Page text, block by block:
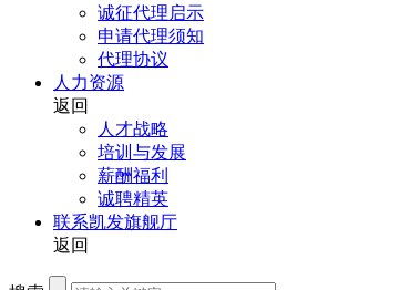
诚征代理启示
申请代理须知
代理协议
人力资源
返回
人才战略
培训与发展
薪酬福利
诚聘精英
联系凯发旗舰厅
返回